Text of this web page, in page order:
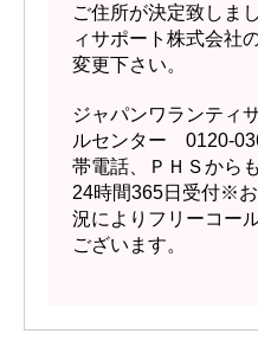
ご住所が決定致しま
ィサポート株式会社
変更下さい。
ジャパンワランティ
ルセンター 0120-
帯電話、ＰＨＳから
24時間365日受付※
況によりフリーコー
ございます。